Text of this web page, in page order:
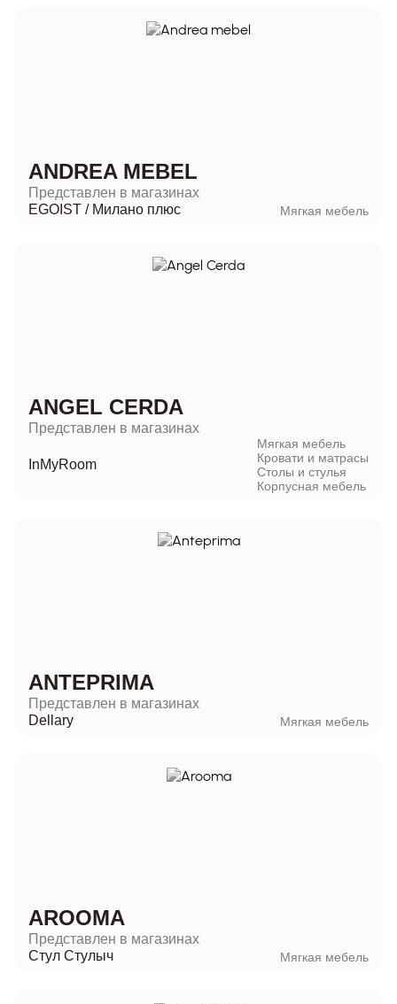
ANDREA MEBEL
Представлен в магазинах
EGOIST / Милано плюс Мягкая мебель
ANGEL CERDA
Представлен в магазинах
InMyRoom
Мягкая мебель
Кровати и матрасы
Столы и стулья
Корпусная мебель
ANTEPRIMA
Представлен в магазинах
Dellary
Мягкая мебель
AROOMA
Представлен в магазинах
Стул Стулыч
Мягкая мебель